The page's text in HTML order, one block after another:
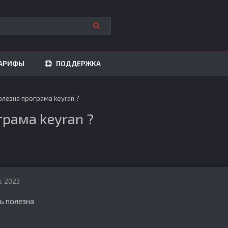
ПОДДЕРЖКА
програма keyran ?
keyran ?
2023
полезна